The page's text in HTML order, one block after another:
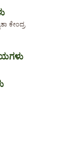
ಕೇಂದ್ರ